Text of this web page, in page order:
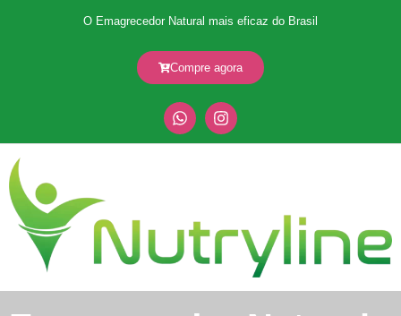
O Emagrecedor Natural mais eficaz do Brasil
Compre agora